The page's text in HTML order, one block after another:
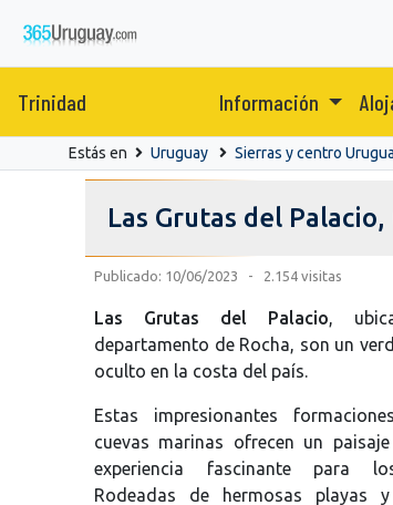
Trinidad Información
Estás en Uruguay Sierras y centro
Las Grutas del
Publicado: 10/06/2023 - 2.154 visitas
Las Grutas del Palacio,
departamento de Rocha, son un
oculto en la costa del país.
Estas impresionantes
cuevas marinas ofrecen un
experiencia fascinante para
Rodeadas de hermosas playas